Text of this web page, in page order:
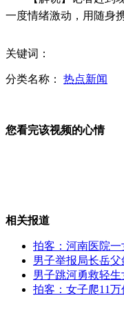
马鼎盛：中国航母
一度情绪激动，用随身
关键词：
分类名称： 热点新闻
您看完该视频的心情
相关报道
拍客：河南医院
男子举报局长岳父
男子跳河勇救轻
拍客：女子爬11